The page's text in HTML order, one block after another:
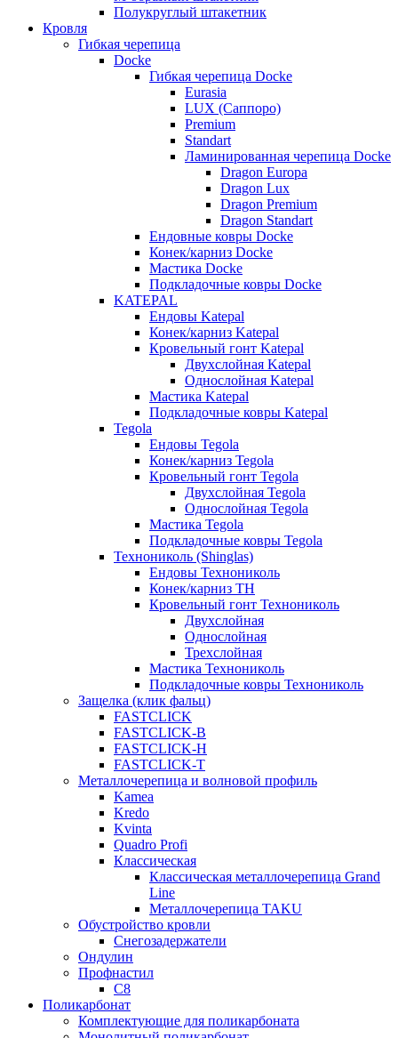
Полукруглый штакетник
Кровля
Гибкая черепица
Docke
Гибкая черепица Docke
Eurasia
LUX (Саппоро)
Premium
Standart
Ламинированная черепица Docke
Dragon Europa
Dragon Lux
Dragon Premium
Dragon Standart
Ендовные ковры Docke
Конек/карниз Docke
Мастика Docke
Подкладочные ковры Docke
KATEPAL
Ендовы Katepal
Конек/карниз Katepal
Кровельный гонт Katepal
Двухслойная Katepal
Однослойная Katepal
Мастика Katepal
Подкладочные ковры Katepal
Tegola
Ендовы Tegola
Конек/карниз Tegola
Кровельный гонт Tegola
Двухслойная Tegola
Однослойная Tegola
Мастика Tegola
Подкладочные ковры Tegola
Технониколь (Shinglas)
Ендовы Технониколь
Конек/карниз ТН
Кровельный гонт Технониколь
Двухслойная
Однослойная
Трехслойная
Мастика Технониколь
Подкладочные ковры Технониколь
Защелка (клик фальц)
FASTCLICK
FASTCLICK-B
FASTCLICK-H
FASTCLICK-T
Металлочерепица и волновой профиль
Kamea
Kredo
Kvinta
Quadro Profi
Классическая
Классическая металлочерепица Grand
Line
Металлочерепица TAKU
Обустройство кровли
Снегозадержатели
Ондулин
Профнастил
С8
Поликарбонат
Комплектующие для поликарбоната